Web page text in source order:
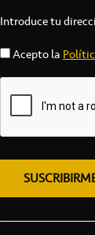
Introduce tu
Acepto la